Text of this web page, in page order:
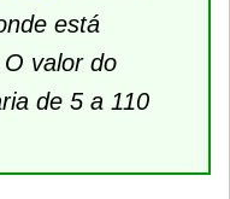
está
valor do
de 5 a 110